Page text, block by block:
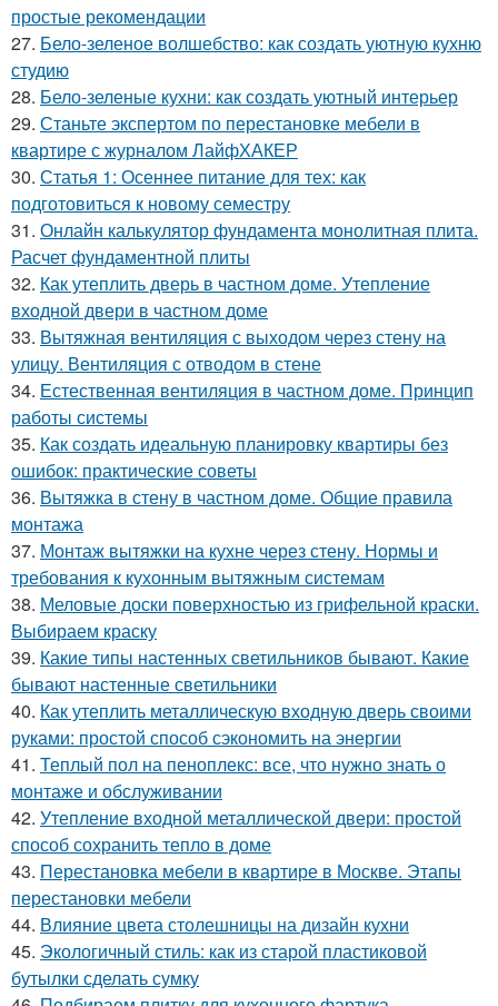
простые рекомендации
27. Бело-зеленое волшебство: как создать уютную кухню
студию
28. Бело-зеленые кухни: как создать уютный интерьер
29. Станьте экспертом по перестановке мебели в
квартире с журналом ЛайфХАКЕР
30. Статья 1: Осеннее питание для тех: как
подготовиться к новому семестру
31. Онлайн калькулятор фундамента монолитная плита.
Расчет фундаментной плиты
32. Как утеплить дверь в частном доме. Утепление
входной двери в частном доме
33. Вытяжная вентиляция с выходом через стену на
улицу. Вентиляция с отводом в стене
34. Естественная вентиляция в частном доме. Принцип
работы системы
35. Как создать идеальную планировку квартиры без
ошибок: практические советы
36. Вытяжка в стену в частном доме. Общие правила
монтажа
37. Монтаж вытяжки на кухне через стену. Нормы и
требования к кухонным вытяжным системам
38. Меловые доски поверхностью из грифельной краски.
Выбираем краску
39. Какие типы настенных светильников бывают. Какие
бывают настенные светильники
40. Как утеплить металлическую входную дверь своими
руками: простой способ сэкономить на энергии
41. Теплый пол на пеноплекс: все, что нужно знать о
монтаже и обслуживании
42. Утепление входной металлической двери: простой
способ сохранить тепло в доме
43. Перестановка мебели в квартире в Москве. Этапы
перестановки мебели
44. Влияние цвета столешницы на дизайн кухни
45. Экологичный стиль: как из старой пластиковой
бутылки сделать сумку